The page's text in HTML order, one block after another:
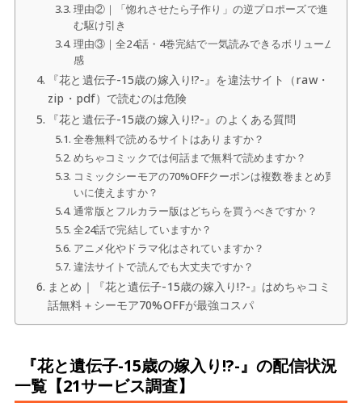
理由②｜「惚れさせたら子作り」の逆プロポーズで進
む駆け引き
理由③｜全24話・4巻完結で一気読みできるボリューム
感
『花と遺伝子-15歳の嫁入り!?-』を違法サイト（raw・
zip・pdf）で読むのは危険
『花と遺伝子-15歳の嫁入り!?-』のよくある質問
全巻無料で読めるサイトはありますか？
めちゃコミックでは何話まで無料で読めますか？
コミックシーモアの70%OFFクーポンは複数巻まとめ買
いに使えますか？
通常版とフルカラー版はどちらを買うべきですか？
全24話で完結していますか？
アニメ化やドラマ化はされていますか？
違法サイトで読んでも大丈夫ですか？
まとめ｜『花と遺伝子-15歳の嫁入り!?-』はめちゃコミ7
話無料＋シーモア70%OFFが最強コスパ
『花と遺伝子-15歳の嫁入り!?-』の配信状況
一覧【21サービス調査】